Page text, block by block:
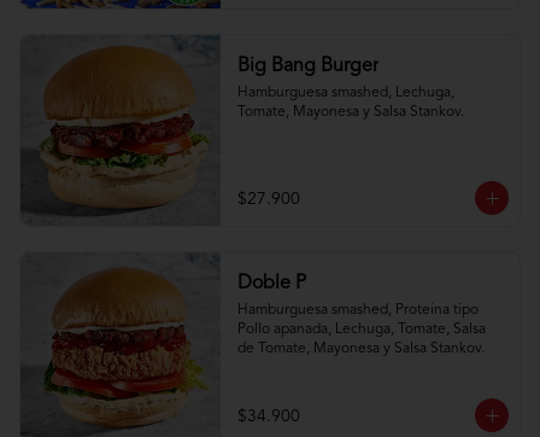
Big Bang Burger
Hamburguesa smashed, Lechuga,
Tomate, Mayonesa y Salsa Stankov.
$27.900
Doble P
Hamburguesa smashed, Proteina tipo
Pollo apanada, Lechuga, Tomate, Salsa
de Tomate, Mayonesa y Salsa Stankov.
$34.900